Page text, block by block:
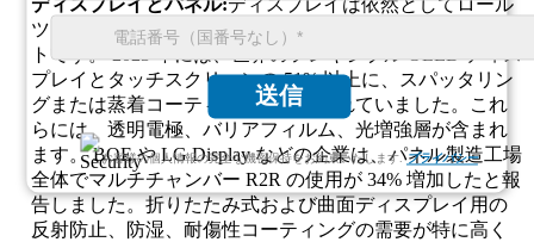
送信
お客様の個人情報の完全な機密保持をお約束いたします.プライバシー
ディスプレイとパネル:ディスプレイは依然としてロール
ツーロールコーターの最大のアプリケーションセグメン
トです。 2023 年には、世界のフレキシブル OLED ディス
プレイとタッチスクリーンの 51% 以上に、スパッタリン
グまたは蒸着コーティングが使用されていました。これ
らには、透明電極、バリアフィルム、光増強層が含まれ
ます。 BOE や LG Display などの企業は、パネル製造工場
全体でマルチチャンバー R2R の使用が 34% 増加したと報
告しました。折りたたみ式および曲面ディスプレイ用の
反射防止、防湿、耐傷性コーティングの需要が特に高く